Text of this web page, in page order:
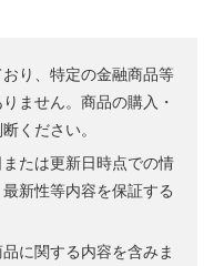
り、特定の金融商品等
ません。商品の購入・
ください。
たは更新日時点での情
新性等内容を保証する
に関する内容を含みま